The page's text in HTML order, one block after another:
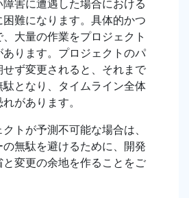
害に遭遇した場合における
困難になります。具体的かつ
大量の作業をプロジェクト
ります。プロジェクトのパ
ず変更されると、それまで
となり、タイムライン全体
があります。
トが予測不可能な場合は、
無駄を避けるために、開発
変更の余地を作ることをご